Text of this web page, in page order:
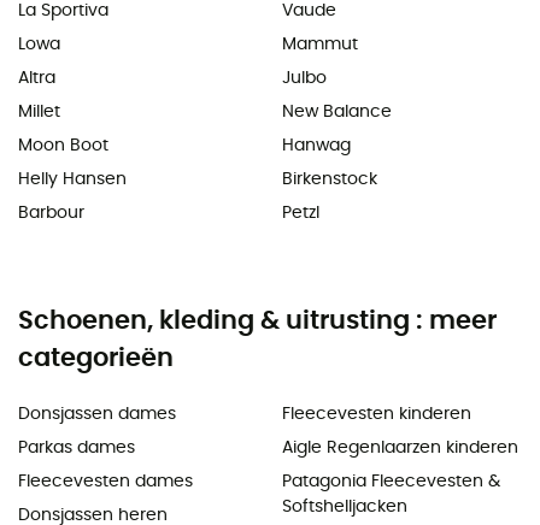
La Sportiva
Lowa
Altra
Millet
Moon Boot
Helly Hansen
Barbour
Vaude
Mammut
Julbo
New Balance
Hanwag
Birkenstock
Petzl
Schoenen, kleding & uitrusting : meer
categorieën
Donsjassen dames
Parkas dames
Fleecevesten dames
Donsjassen heren
Fleecevesten kinderen
Aigle Regenlaarzen kinderen
Patagonia Fleecevesten &
Softshelljacken